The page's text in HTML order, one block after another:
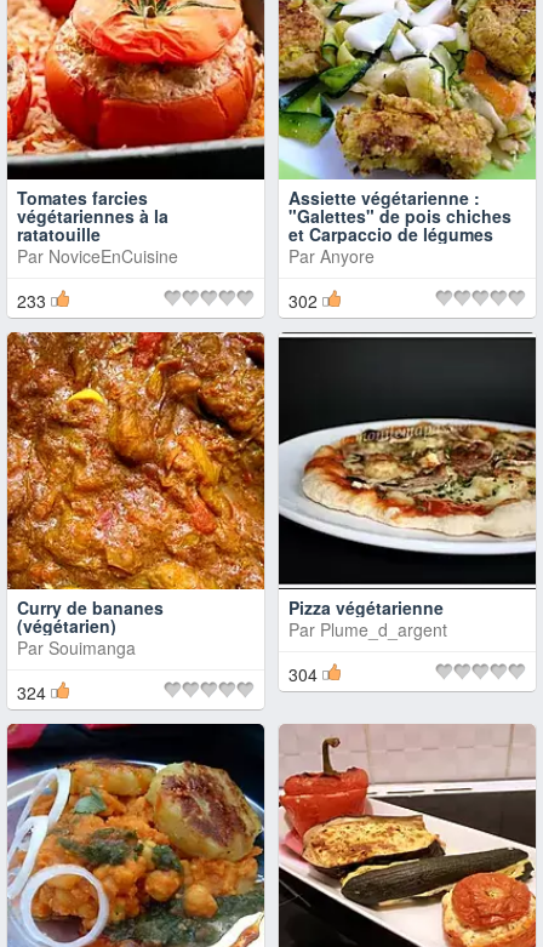
Tomates farcies
végétariennes à la
ratatouille
Par NoviceEnCuisine
233
Assiette végétarienne :
"Galettes" de pois chiches
et Carpaccio de légumes
Par Anyore
302
Curry de bananes
(végétarien)
Par Souimanga
324
Pizza végétarienne
Par Plume_d_argent
304